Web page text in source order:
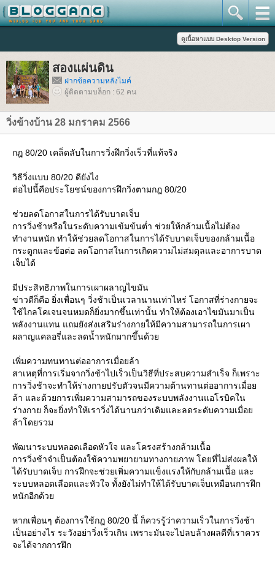
สองแผ่นดิน
ฝากข้อความหลังไมค์
ผู้ติดตามบล็อก : 62 คน
วิ่งข้างบ้าน 28 มกราคม 2566
กฎ 80/20 เคล็ดลับในการวิ่งฝึกวิ่งเร็วที่แท้จริง
วิธีวิ่งแบบ 80/20 ดียังไง
ต่อไปนี้คือประโยชน์ของการฝึกวิ่งตามกฎ 80/20
ช่วยลดโอกาสในการได้รับบาดเจ็บ
การวิ่งช้าหรือในระดับความเข้มข้นต่ำ ช่วยให้กล้ามเนื้อไม่ต้อง
ทำงานหนัก ทำให้ช่วยลดโอกาสในการได้รับบาดเจ็บของกล้ามเนื้อ
กระดูกและข้อต่อ ลดโอกาสในการเกิดความไม่สมดุลและอาการบาด
เจ็บได้
มีประสิทธิภาพในการเผาผลาญไขมัน
ข่าวดีก็คือ ยิ่งเพื่อนๆ วิ่งช้าเป็นเวลานานเท่าไหร่ โอกาสที่ร่างกายจะ
ช้ไกลโคเจนจนหมดก็ยิ่งมากขึ้นเท่านั้น ทำให้ต้องเอาไขมันมาเป็น
พลังงานแทน แถมยังส่งเสริมร่างกายให้มีความสามารถในการเผา
ผลาญแคลอรี่และลดน้ำหนักมากขึ้นด้ว
เพิ่มความทนทานต่ออาการเมื่อยล้า
สาเหตุที่การเริ่มจากวิ่งช้าไปเร็วเป็นวิธีที่ประสบความสำเร็จ ก็เพราะ
การวิ่งช้าจะทำให้ร่างกายปรับตัวจนมีความต้านทานต่ออาการเมื่อ
ล้า และด้วยการเพิ่มความสามารถของระบบพลังงานแอโรบิคใน
ร่างกาย ก็จะยิ่งทำให้เราวิ่งได้นานกว่าเดิมและลดระดับความเมื่อ
ล้าโดยรวม
พัฒนาระบบหลอดเลือดหัวใจ และโครงสร้างกล้ามเนื้อ
การวิ่งช้าจำเป็นต้องใช้ความพยายามทางกายภาพ โดยที่ไม่ส่งผลให้
ได้รับบาดเจ็บ การฝึกจะช่วยเพิ่มความแข็งแรงให้กับกล้ามเนื้อ และ
ระบบหลอดเลือดและหัวใจ ทั้งยังไม่ทำให้ได้รับบาดเจ็บเหมือนการฝึก
หนักอีกด้ว
หากเพื่อนๆ ต้องการใช้กฎ 80/20 นี้ ก็ควรรู้ว่าความเร็วในการวิ่งช้า
เป็นอย่างไร ระวังอย่าวิ่งเร็วเกิน เพราะมันจะไปลบล้างผลดีที่เราควร
จะได้จากการฝึก